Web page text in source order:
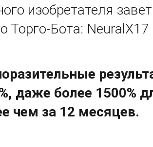
изобретателя
Торго-Бота: NeuralX17
даже более 1500%
чем за 12 месяцев.